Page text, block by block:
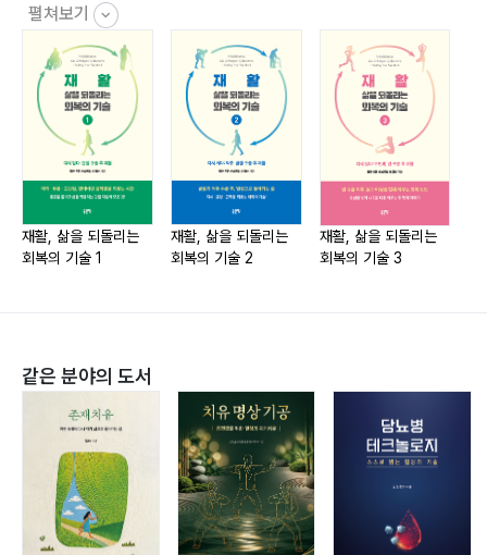
건강을 지키기 위한 자가 관리
〈유방암 수술 후 시기별 재활과정 한눈에 보기〉
[폐암 편]
폐암 수술과 그 이후의 회복
수술 후 따라오는 후유증
수술 이후 치료 과정
병원에서 하는 재활치료
〈폐암 수술 후 시기별 재활과정 한눈에 보기〉
수술 후 따라오는 후유증
수술 이후 치료 과정
병원에서 하는 재활치료
건강을 지키기 위한 자가 관리
〈위암 수술 후 시기별 재활과정 한눈에 보기〉
니다.
아울러 보건복지부 지정 일반 · 전문 수련 한방병원으로,
1년의 일반수련(인턴)과 3년의 전문수련(레지던트)을 포
함한 총 4년의 교육 수련 과정을 통해 뛰어난 전문성과 인
성을 겸비한 후배 의사들을 매년 배출하고 있습니다.
펼쳐보기
재활, 삶을 되돌리는
회복의 기술 1
재활, 삶을 되돌리는
회복의 기술 2
재활, 삶을 되돌리는
회복의 기술 3
같은 분야의 도서